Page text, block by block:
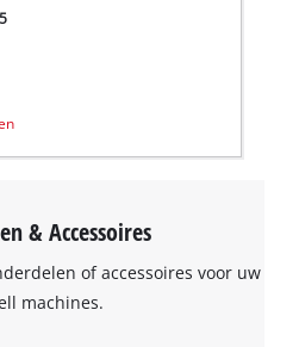
& Accessoires
of accessoires voor uw
machines.